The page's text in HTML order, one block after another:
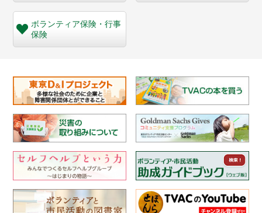
ボランティア保険・行事
保険